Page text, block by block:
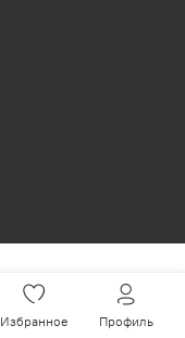
Избранное Профиль